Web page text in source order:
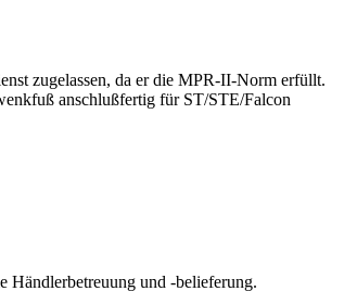
zugelassen, da er die MPR-II-Norm erfüllt.
anschlußfertig für ST/STE/Falcon
und -belieferung.